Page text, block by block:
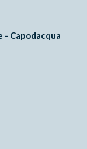
Capodacqua